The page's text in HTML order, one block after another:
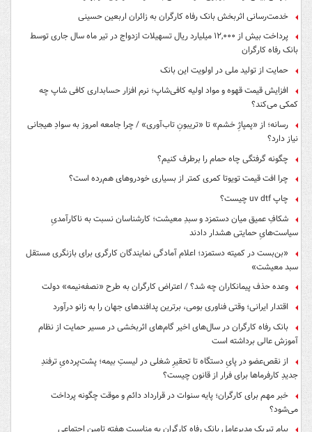
خدمت‌رسانی اثربخش بانک رفاه کارگران به زائران اربعین حسینی
پرداخت بیش از ۱۲,۰۰۰ میلیارد ریال تسهیلات ازدواج در تیر ماه سال جاری توسط
بانک رفاه کارگران
حمایت از تولید ملی در اولویت این بانک
افزایش قیمت قهوه و مواد اولیه کافی‌شاپ؛ نرم افزار حسابداری کافی شاپ چه
کمکی می‌کند؟
رسانه؛ از «پمپاژِ خشم» تا «تریبونِ تاب‌آوری» / چرا جامعه امروز به سوادِ هیجانی
نیاز دارد؟
چگونه گرفتگی چاه حمام را برطرف کنیم؟
چرا افت قیمت تویوتا کمری کمتر از بسیاری خودروهای هم‌رده است؟
چاپ uv dtf چیست؟
شکافِ عمیق میان دستمزد و سبدِ معیشت؛ کارشناسان نسبت به ناکارآمدیِ
سیاست‌هایِ حمایتی هشدار دادند
«بن‌بست در کمیته دستمزد؛ اعلام آمادگی نمایندگان کارگری برای بازنگری مستقل
سبد معیشت»
وعده حذف پیمانکاران چه شد؟ / اعتراض کارگران به طرح «نصفه‌نیمه» دولت
اقتدار ایرانی؛ وقتی فناوری بومی، برترین پدافندهای جهان را به زانو درآورد
بانک رفاه کارگران در سال‌های اخیر گام‌های اثربخشی در مسیر حمایت از نظام
آموزش عالی برداشته است
از نقص‌عضو در پایِ دستگاه تا تحقیرِ شغلی در لیستِ بیمه؛ پشت‌پرده‌یِ ترفندِ
جدیدِ کارفرماها برای فرار از قانون چیست؟
خبر مهم برای کارگران؛ پایه سنوات در قرارداد دائم و موقت چگونه پرداخت
می‌شود؟
پیام تبریک مدیرعامل بانک رفاه کارگران به مناسبت هفته تامین اجتماعی